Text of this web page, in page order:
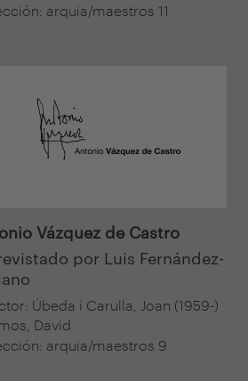
arquia/maestros 11
Vázquez de Castro
por Luis Fernández-
Úbeda i Carulla, Joan (1959-)
David
arquia/maestros 9